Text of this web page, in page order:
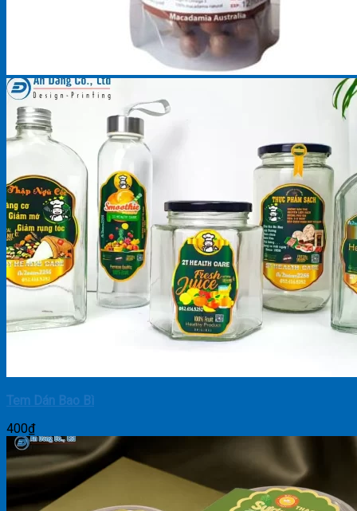
Tem Dán Bao Bì
400₫